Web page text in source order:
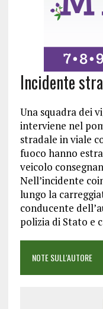
Incidente
Una squadra dei
interviene nel
stradale in viale
fuoco hanno
veicolo
Nell’incidente
lungo la
conducente
polizia di Stato e
NOTE SULL'AUTORE